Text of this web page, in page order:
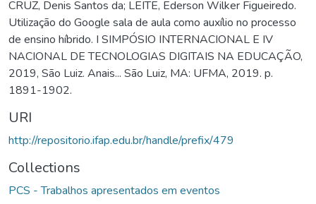
CRUZ, Denis Santos da; LEITE, Ederson Wilker Figueiredo.
Utilização do Google sala de aula como auxílio no processo
de ensino híbrido. I SIMPÓSIO INTERNACIONAL E IV
NACIONAL DE TECNOLOGIAS DIGITAIS NA EDUCAÇÃO,
2019, São Luiz. Anais... São Luiz, MA: UFMA, 2019. p.
1891-1902.
URI
http://repositorio.ifap.edu.br/handle/prefix/479
Collections
PCS - Trabalhos apresentados em eventos